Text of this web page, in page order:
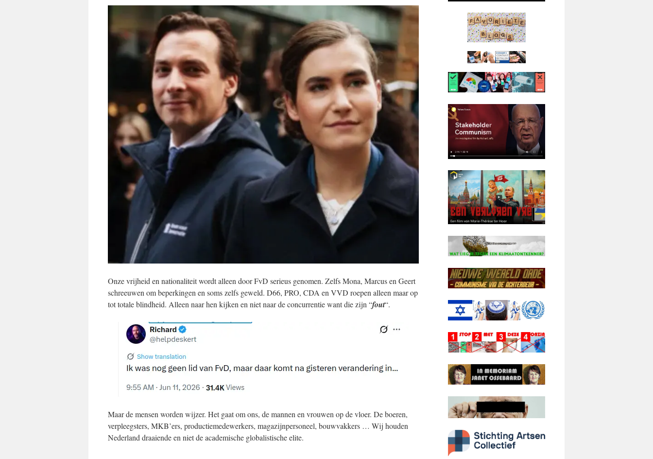
Onze vrijheid en nationaliteit wordt alleen door FvD serieus genomen. Zelfs Mona, Marcus en Geert
schreeuwen om beperkingen en soms zelfs geweld. D66, PRO, CDA en VVD roepen alleen maar op
tot totale blindheid. Alleen naar hen kijken en niet naar de concurrentie want die zijn “fout“.
Maar de mensen worden wijzer. Het gaat om ons, de mannen en vrouwen op de vloer. De boeren,
verpleegsters, MKB’ers, productiemedewerkers, magazijnpersoneel, bouwvakkers … Wij houden
Nederland draaiende en niet de academische globalistische elite.